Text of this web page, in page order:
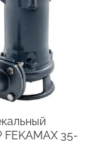
FEKAMAX 35-